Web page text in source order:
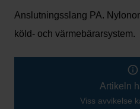
Anslutningsslang PA.
köld- och värmebärarsystem.
Artikeln
Viss avvikelse